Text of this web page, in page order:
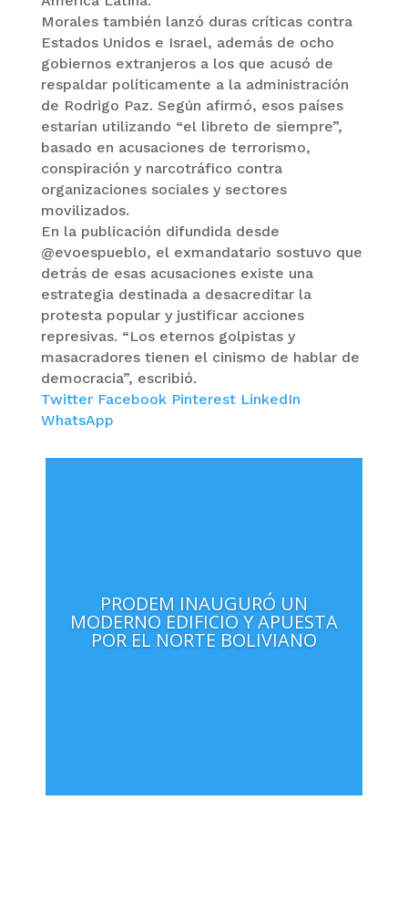
Morales también lanzó duras críticas contra
Estados Unidos e Israel, además de ocho
gobiernos extranjeros a los que acusó de
respaldar políticamente a la administración
de Rodrigo Paz. Según afirmó, esos países
estarían utilizando “el libreto de siempre”,
basado en acusaciones de terrorismo,
conspiración y narcotráfico contra
organizaciones sociales y sectores
movilizados.
En la publicación difundida desde
@evoespueblo, el exmandatario sostuvo que
detrás de esas acusaciones existe una
estrategia destinada a desacreditar la
protesta popular y justificar acciones
represivas. “Los eternos golpistas y
masacradores tienen el cinismo de hablar de
democracia”, escribió.
Twitter Facebook Pinterest LinkedIn
WhatsApp
PRODEM INAUGURÓ UN
MODERNO EDIFICIO Y APUESTA
POR EL NORTE BOLIVIANO